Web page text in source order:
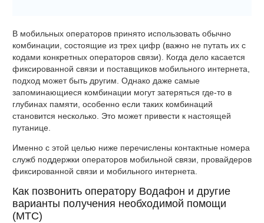
В мобильных операторов принято использовать обычно
комбинации, состоящие из трех цифр (важно не путать их с
кодами конкретных операторов связи). Когда дело касается
фиксированной связи и поставщиков мобильного интернета,
подход может быть другим. Однако даже самые
запоминающиеся комбинации могут затеряться где-то в
глубинах памяти, особенно если таких комбинаций
становится несколько. Это может привести к настоящей
путанице.
Именно с этой целью ниже перечислены контактные номера
служб поддержки операторов мобильной связи, провайдеров
фиксированной связи и мобильного интернета.
Как позвонить оператору Водафон и другие
варианты получения необходимой помощи
(МТС)